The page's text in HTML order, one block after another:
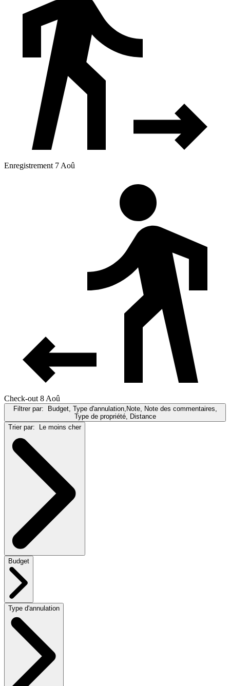
Enregistrement 7 Aoû
Check-out 8 Aoû
Filtrer par:
Budget, Type d'annulation,Note, Note des commentaires,
Type de propriété, Distance
Trier par:
Le moins cher
Budget
Type d'annulation